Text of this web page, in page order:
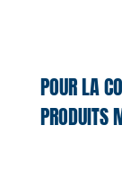
POUR LA
PRODUITS